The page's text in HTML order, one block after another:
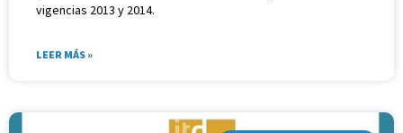
vigencias 2013 y 2014.
LEER MÁS »